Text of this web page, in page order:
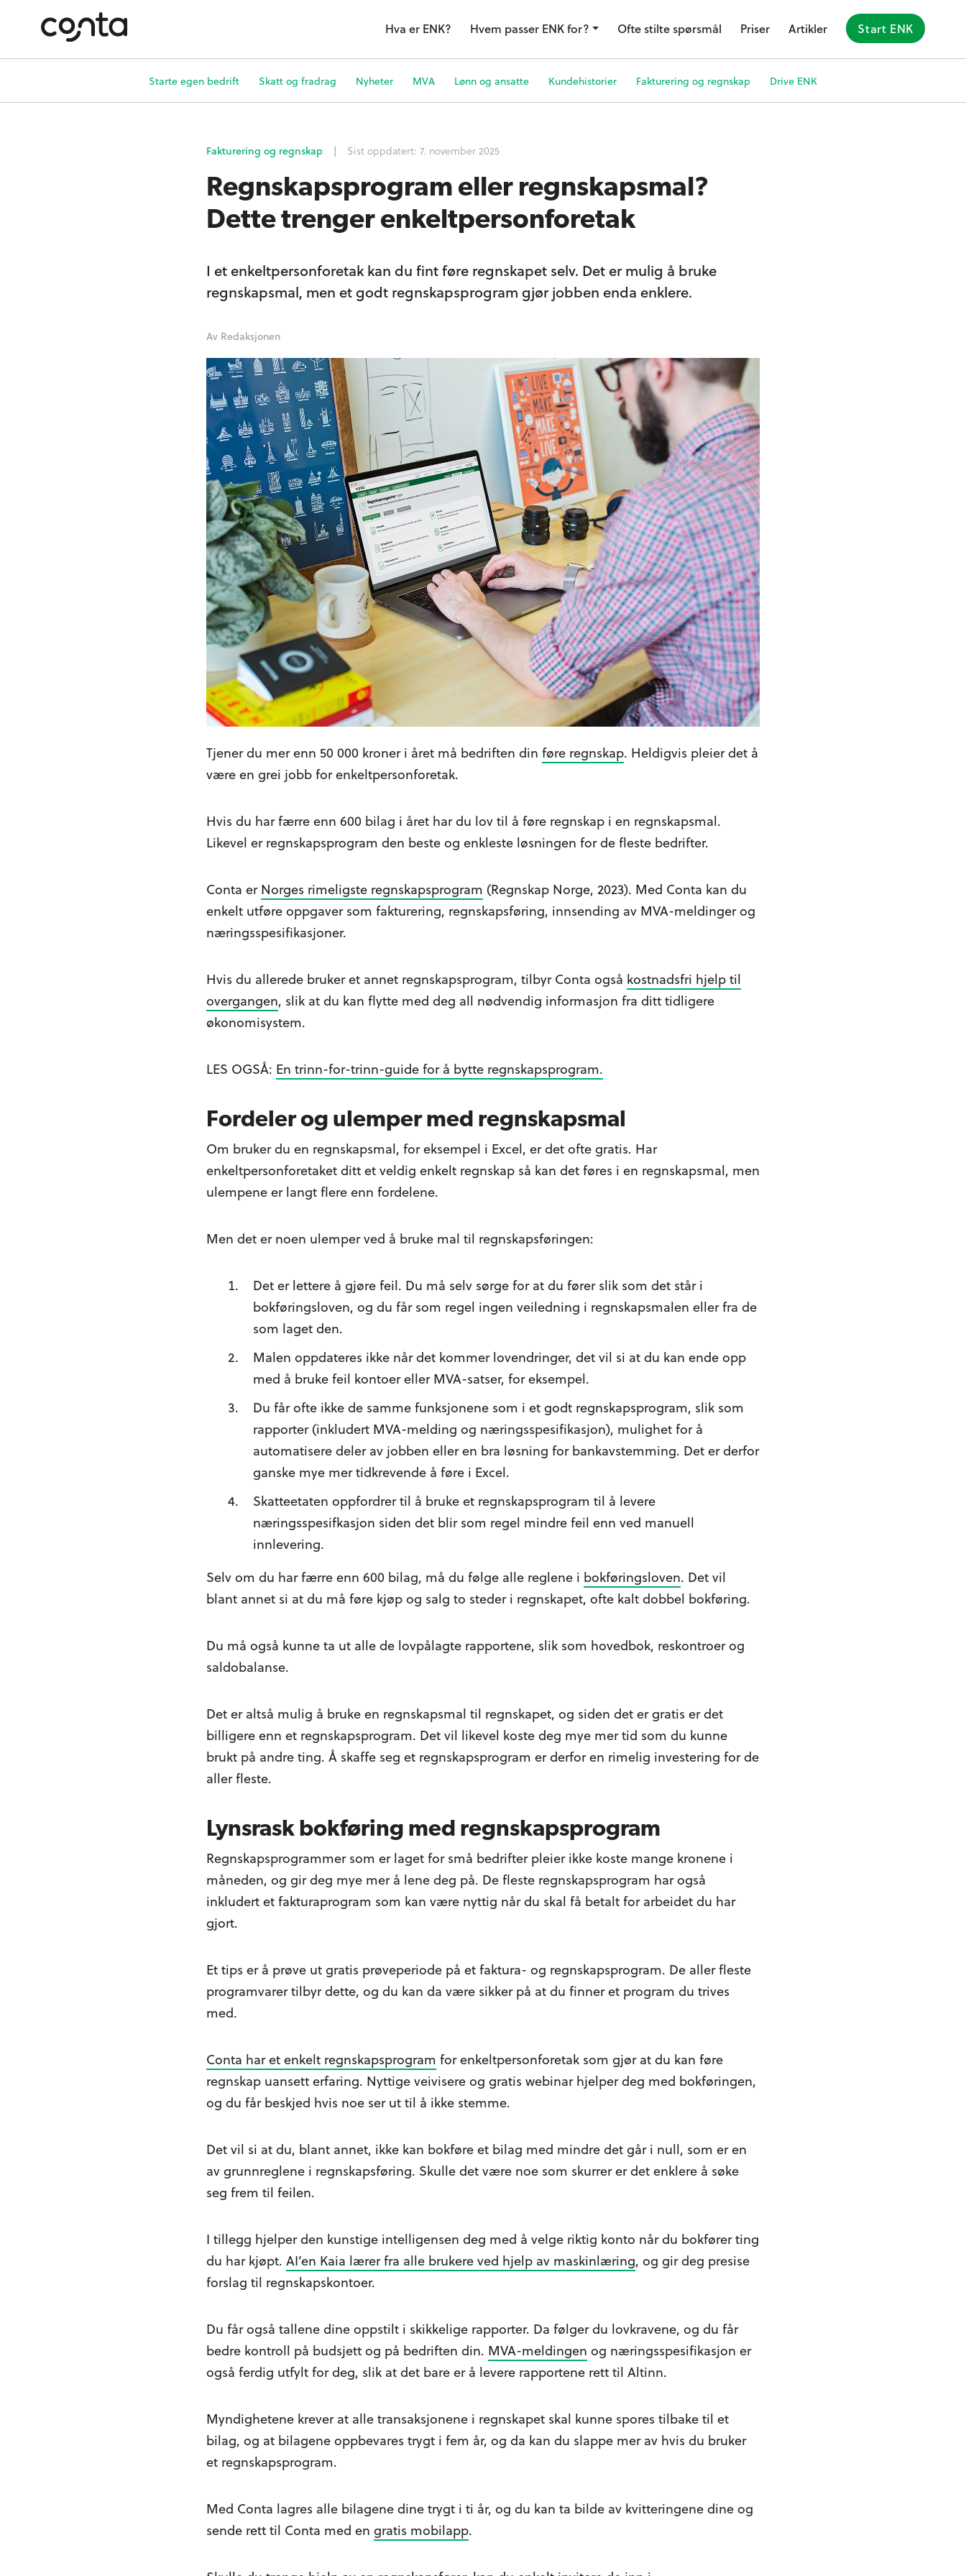
Hva er ENK? Hvem passer ENK for? Ofte stilte spørsmål Priser Artikler Start ENK
Starte egen bedrift Skatt og fradrag Nyheter MVA Lønn og ansatte Kundehistorier Fakturering og regnskap Drive ENK
Fakturering og regnskap | Sist oppdatert: 7. november 2025
Regnskapsprogram eller regnskapsmal?
Dette trenger enkeltpersonforetak
I et enkeltpersonforetak kan du fint føre regnskapet selv. Det er mulig å bruke
regnskapsmal, men et godt regnskapsprogram gjør jobben enda enklere.
Av Redaksjonen
Tjener du mer enn 50 000 kroner i året må bedriften din føre regnskap. Heldigvis pleier det å
være en grei jobb for enkeltpersonforetak.
Hvis du har færre enn 600 bilag i året har du lov til å føre regnskap i en regnskapsmal.
Likevel er regnskapsprogram den beste og enkleste løsningen for de fleste bedrifter.
Conta erNorges rimeligste regnskapsprogram (Regnskap Norge, 2023). Med Conta kan du
enkelt utføre oppgaver som fakturering, regnskapsføring, innsending av MVA-meldinger og
næringsspesifikasjoner.
Hvis du allerede bruker et annet regnskapsprogram, tilbyr Conta også kostnadsfri hjelp til
overgangen, slik at du kan flytte med deg all nødvendig informasjon fra ditt tidligere
økonomisystem.
LES OGSÅ: En trinn-for-trinn-guide for å bytte regnskapsprogram.
Fordeler og ulemper med regnskapsmal
Om bruker du en regnskapsmal, for eksempel i Excel, er det ofte gratis. Har
enkeltpersonforetaket ditt et veldig enkelt regnskap så kan det føres i en regnskapsmal, men
ulempene er langt flere enn fordelene.
Men det er noen ulemper ved å bruke mal til regnskapsføringen:
Det er lettere å gjøre feil. Du må selv sørge for at du fører slik som det står i
bokføringsloven, og du får som regel ingen veiledning i regnskapsmalen eller fra de
som laget den.
Malen oppdateres ikke når det kommer lovendringer, det vil si at du kan ende opp
med å bruke feil kontoer eller MVA-satser, for eksempel.
Du får ofte ikke de samme funksjonene som i et godt regnskapsprogram, slik som
rapporter (inkludert MVA-melding og næringsspesifikasjon), mulighet for å
automatisere deler av jobben eller en bra løsning for bankavstemming. Det er derfor
ganske mye mer tidkrevende å føre i Excel.
Skatteetaten oppfordrer til å bruke et regnskapsprogram til å levere
næringsspesifkasjon siden det blir som regel mindre feil enn ved manuell
innlevering.
Selv om du har færre enn 600 bilag, må du følge alle reglene i bokføringsloven. Det vil
blant annet si at du må føre kjøp og salg to steder i regnskapet, ofte kalt dobbel bokføring.
Du må også kunne ta ut alle de lovpålagte rapportene, slik som hovedbok, reskontroer og
saldobalanse.
Det er altså mulig å bruke en regnskapsmal til regnskapet, og siden det er gratis er det
billigere enn et regnskapsprogram. Det vil likevel koste deg mye mer tid som du kunne
brukt på andre ting. Å skaffe seg et regnskapsprogram er derfor en rimelig investering for de
aller fleste.
Lynsrask bokføring med regnskapsprogram
Regnskapsprogrammer som er laget for små bedrifter pleier ikke koste mange kronene i
måneden, og gir deg mye mer å lene deg på. De fleste regnskapsprogram har også
inkludert et fakturaprogram som kan være nyttig når du skal få betalt for arbeidet du har
gjort.
Et tips er å prøve ut gratis prøveperiode på et faktura- og regnskapsprogram. De aller fleste
programvarer tilbyr dette, og du kan da være sikker på at du finner et program du trives
med.
Conta har et enkelt regnskapsprogram for enkeltpersonforetak som gjør at du kan føre
regnskap uansett erfaring. Nyttige veivisere og gratis webinar hjelper deg med bokføringen,
og du får beskjed hvis noe ser ut til å ikke stemme.
Det vil si at du, blant annet, ikke kan bokføre et bilag med mindre det går i null, som er en
av grunnreglene i regnskapsføring. Skulle det være noe som skurrer er det enklere å søke
seg frem til feilen.
I tillegg hjelper den kunstige intelligensen deg med å velge riktig konto når du bokfører ting
du har kjøpt. AI’en Kaia lærer fra alle brukere ved hjelp av maskinlæring, og gir deg presise
forslag til regnskapskontoer.
Du får også tallene dine oppstilt i skikkelige rapporter. Da følger du lovkravene, og du får
bedre kontroll på budsjett og på bedriften din. MVA-meldingen og næringsspesifikasjon er
også ferdig utfylt for deg, slik at det bare er å levere rapportene rett til Altinn.
Myndighetene krever at alle transaksjonene i regnskapet skal kunne spores tilbake til et
bilag, og at bilagene oppbevares trygt i fem år, og da kan du slappe mer av hvis du bruker
et regnskapsprogram.
Med Conta lagres alle bilagene dine trygt i ti år, og du kan ta bilde av kvitteringene dine og
sende rett til Conta med en gratis mobilapp.